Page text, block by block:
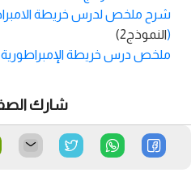
شرح ملخص لدرس خريطة
(النموذج2)
ملخص درس خريطة الإمبراطورية
شارك